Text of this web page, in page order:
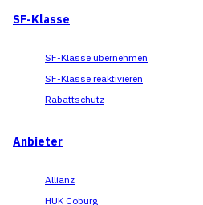
SF-Klasse
SF-Klasse übernehmen
SF-Klasse reaktivieren
Rabattschutz
Anbieter
Allianz
HUK Coburg